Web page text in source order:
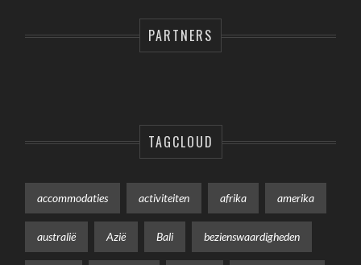
PARTNERS
TAGCLOUD
accommodaties activiteiten afrika amerika
australië Azië Bali bezienswaardigheden